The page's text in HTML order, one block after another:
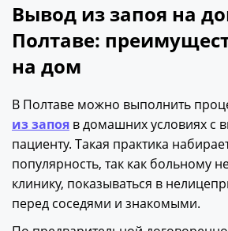
Вывод из запоя на
Полтаве:
на дом
В Полтаве можно выполнить
из запоя в домашних условиях с
пациенту. Такая практика
популярность, так как больному
клинику, показываться в
перед соседями и знакомыми.